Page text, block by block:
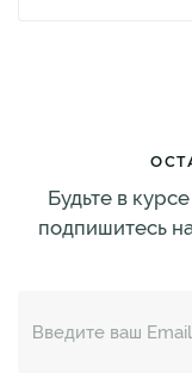
Будьте в
подпишитесь